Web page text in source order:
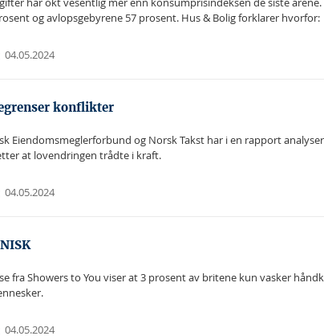
og avlopsgebyrene 57 prosent. Hus & Bolig forklarer hvorfor:
04.05.2024
konflikter
Eiendomsmeglerforbund og Norsk Takst har i en rapport
at lovendringen trådte i kraft.
04.05.2024
fra Showers to You viser at 3 prosent av britene kun vasker
04.05.2024